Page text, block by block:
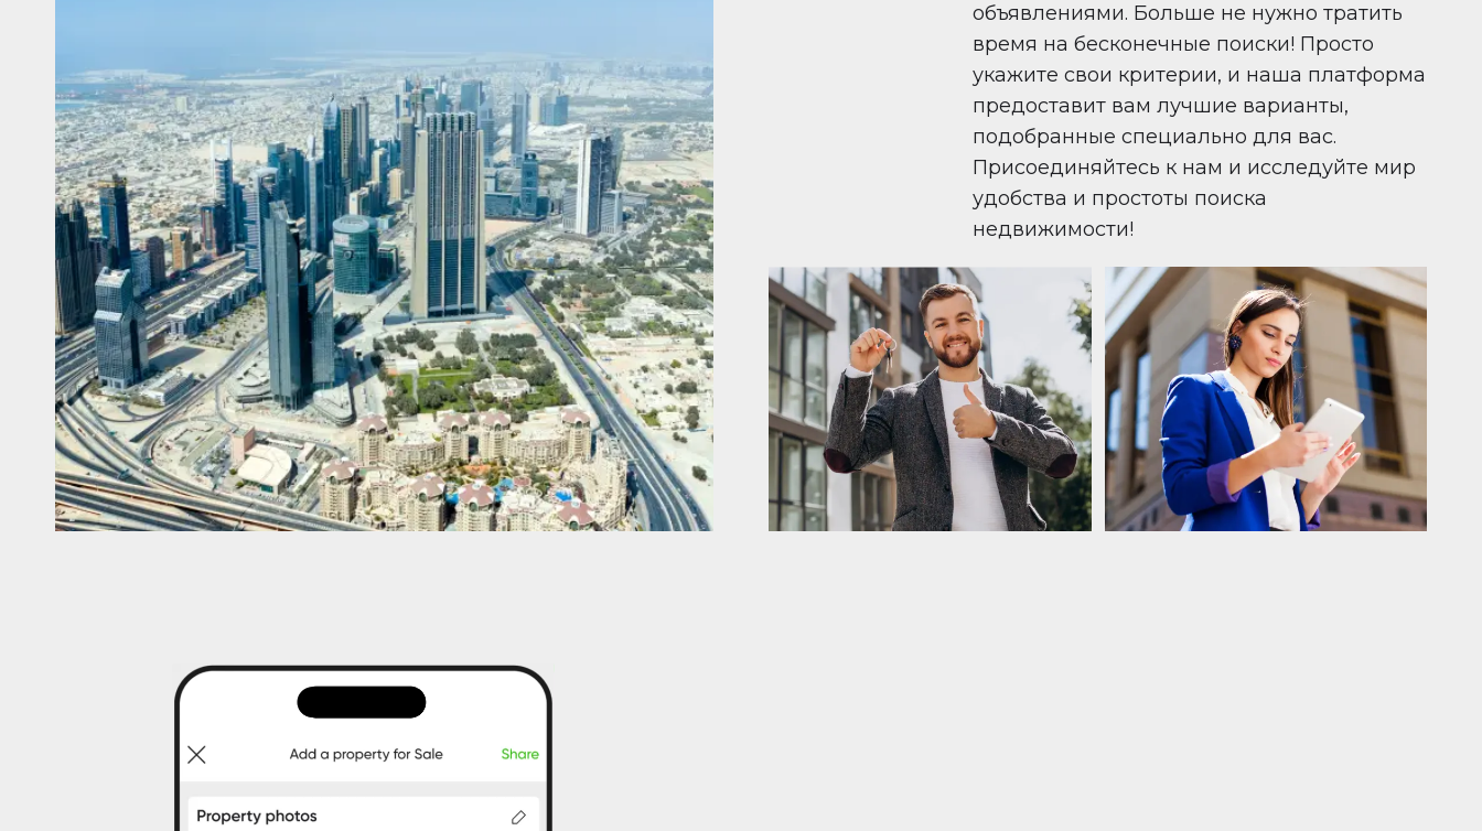
объявлениями. Больше не нужно тратить
время на бесконечные поиски! Просто
укажите свои критерии, и наша платформа
предоставит вам лучшие варианты,
подобранные специально для вас.
Присоединяйтесь к нам и исследуйте мир
удобства и простоты поиска
недвижимости!